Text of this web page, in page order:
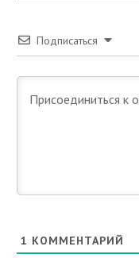
Подписаться
1 КОММЕНТАРИЙ